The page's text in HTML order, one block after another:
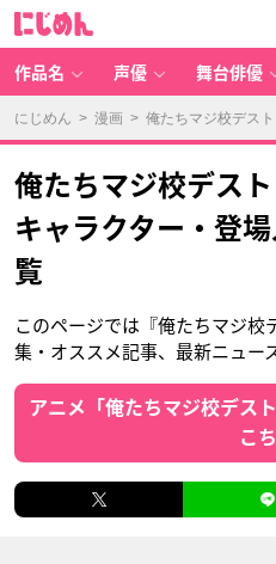
作品名 声優 舞台俳優
にじめん > 漫画 > 俺たちマジ校デスト
俺たちマジ校デス
キャラクター・登
覧
このページでは『俺たちマジ
集・オススメ記事、最新ニュー
アニメ「俺たちマジ校デス
こ